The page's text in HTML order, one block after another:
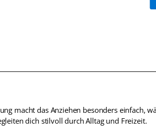
legen
macht das Anziehen besonders einfach,
dich stilvoll durch Alltag und Freizeit.